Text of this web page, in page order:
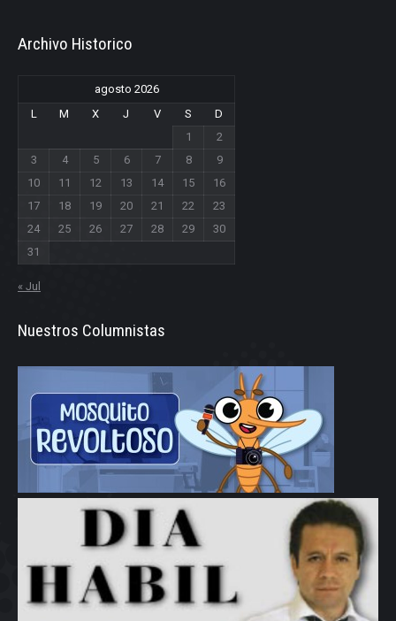
Archivo Historico
agosto 2026
L
M X J V S
D
1
2
3
4 5 6 7 8
9
10
11 12 13 14 15
16
17
18 19 20 21 22
23
24
25 26 27 28 29
30
31
« Jul
Nuestros Columnistas